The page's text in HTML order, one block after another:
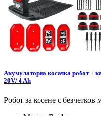
Акумулаторна косачка робот +
20V/ 4 Ah
Робот за косене с безчетков